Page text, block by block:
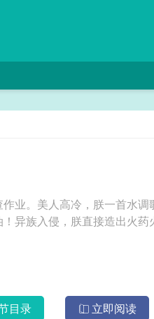
业。美人高冷，朕一首水调
异族入侵，朕直接造出火药
目录 立即阅读